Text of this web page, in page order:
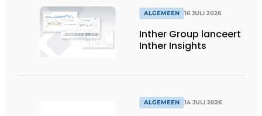
ALGEMEEN 16 JULI 2026
Inther Group lanceert
Inther Insights
ALGEMEEN 14 JULI 2026